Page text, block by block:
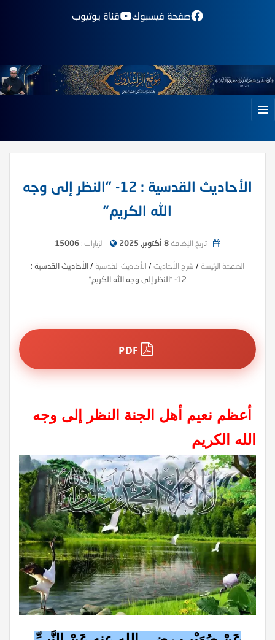
صفحة فيسبوك قناة يوتيوب
الأحاديث القدسية : 12- “النظر إلى وجه
الله الكريم”
تاريخ الإضافة 8 أكتوبر, 2025 الزيارات : 15006
الصفحة الرئيسة / شرح الأحاديث/ الأحاديث القدسية /الأحاديث القدسية :
12- “النظر إلى وجه الله الكريم”
أعظم نعيم أهل الجنة النظر إلى وجه
الله الكريم